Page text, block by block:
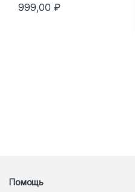
999,00₽
Помощь